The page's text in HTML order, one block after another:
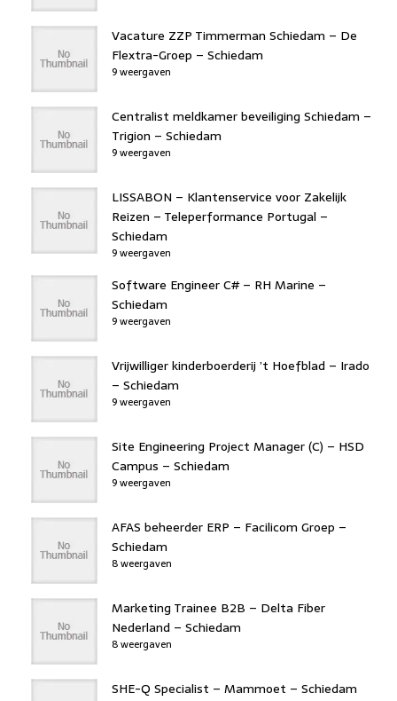
Vacature ZZP Timmerman Schiedam – De
Flextra-Groep – Schiedam
9 weergaven
Centralist meldkamer beveiliging Schiedam –
Trigion – Schiedam
9 weergaven
LISSABON – Klantenservice voor Zakelijk
Reizen – Teleperformance Portugal –
Schiedam
9 weergaven
Software Engineer C# – RH Marine –
Schiedam
9 weergaven
Vrijwilliger kinderboerderij ’t Hoefblad – Irado
– Schiedam
9 weergaven
Site Engineering Project Manager (C) – HSD
Campus – Schiedam
9 weergaven
AFAS beheerder ERP – Facilicom Groep –
Schiedam
8 weergaven
Marketing Trainee B2B – Delta Fiber
Nederland – Schiedam
8 weergaven
SHE-Q Specialist – Mammoet – Schiedam